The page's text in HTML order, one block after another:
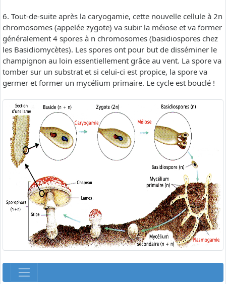
6. Tout-de-suite après la caryogamie, cette nouvelle cellule à 2n
chromosomes (appelée zygote) va subir la méiose et va former
généralement 4 spores à n chromosomes (basidiospores chez
les Basidiomycètes). Les spores ont pour but de disséminer le
champignon au loin essentiellement grâce au vent. La spore va
tomber sur un substrat et si celui-ci est propice, la spore va
germer et former un mycélium primaire. Le cycle est bouclé !